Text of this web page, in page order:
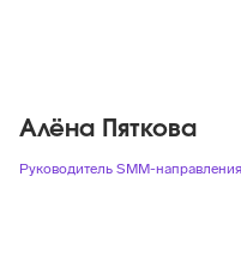
Алёна Пяткова
Руководитель SMM-